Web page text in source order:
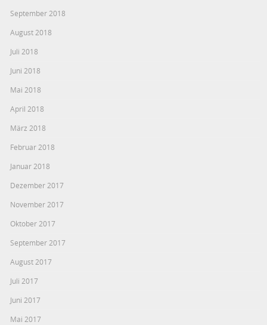
September 2018
August 2018
Juli 2018
Juni 2018
Mai 2018
April 2018
März 2018
Februar 2018
Januar 2018
Dezember 2017
November 2017
Oktober 2017
September 2017
August 2017
Juli 2017
Juni 2017
Mai 2017